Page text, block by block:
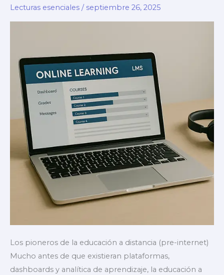
en
microcursos
Lecturas esenciales / septiembre 26, 2025
Los pioneros de la educación a distancia (pre-internet)
Mucho antes de que existieran plataformas,
dashboards y analítica de aprendizaje, la educación a